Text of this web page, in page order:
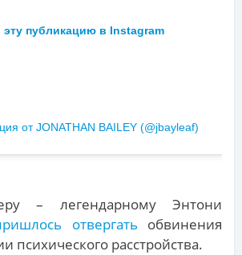
эту публикацию в Instagram
от JONATHAN BAILEY (@jbayleaf)
– легендарному Энтони
отвергать обвинения
психического расстройства.